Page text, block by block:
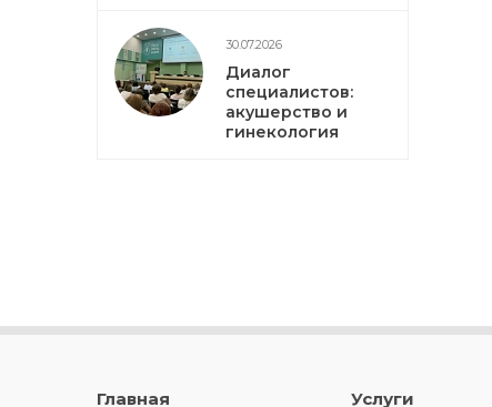
30.07.2026
Диалог
специалистов:
акушерство и
гинекология
Главная Услуги